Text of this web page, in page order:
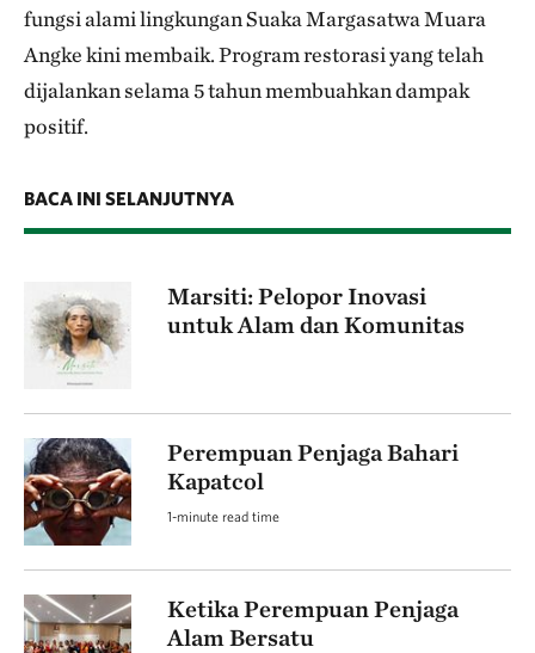
fungsi alami lingkungan Suaka Margasatwa Muara
Angke kini membaik. Program restorasi yang telah
dijalankan selama 5 tahun membuahkan dampak
positif.
BACA INI SELANJUTNYA
Marsiti: Pelopor Inovasi
untuk Alam dan Komunitas
Perempuan Penjaga Bahari
Kapatcol
1-minute read time
Ketika Perempuan Penjaga
Alam Bersatu